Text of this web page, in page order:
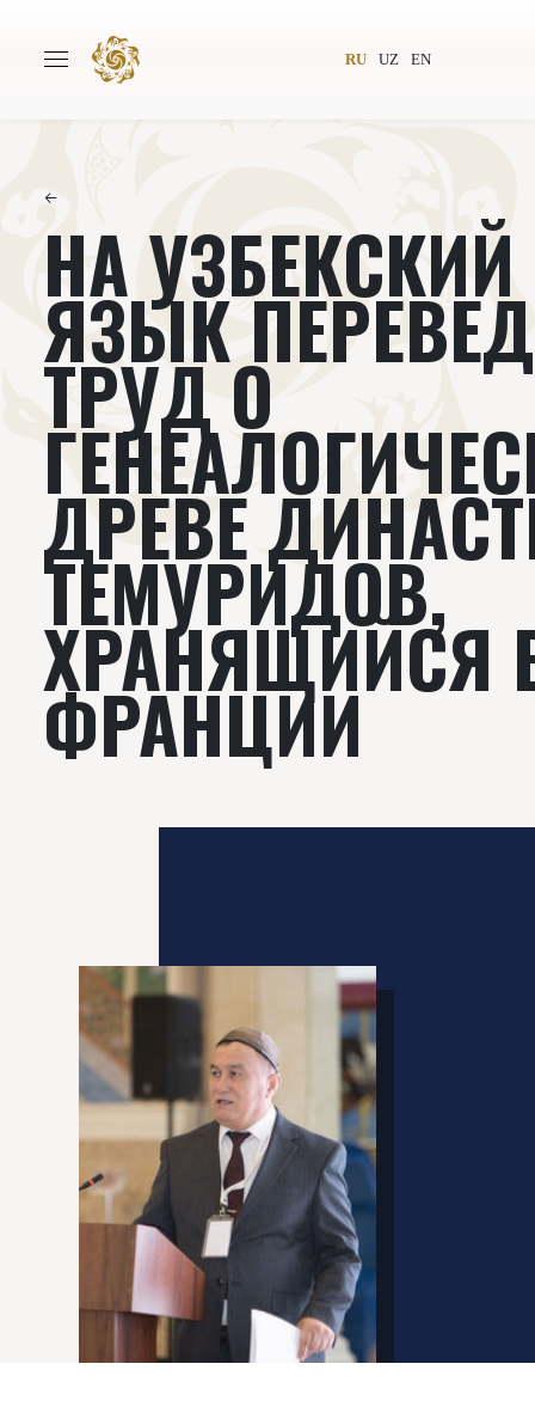
RU UZ EN
Авторы Всемирное общество
Издательство
Проекты
Книги
←
НА УЗБЕКСКИЙ
ЯЗЫК
ТРУД О
ДРЕВЕ
ТЕМУРИДОВ,
ХРАНЯЩИЙСЯ
ФРАНЦИИ